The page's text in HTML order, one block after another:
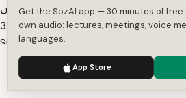
عنز وزوجه وبيت من طين ونكد وهم ان
32:27
Speaker A
ك ساعه ابكتك اعواما ش فيها الدنيا
تجاوزت همتهم هذه الدنيا الفانيه
كما سنذكر بعض الصور من غزوه مؤتى
We use cookies to enhance your experience.
Get the SozAI app — 30 minutes of
own audio: lectures, meetings, voice
languages.
App Store